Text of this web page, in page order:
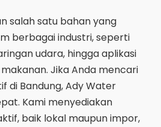
salah satu bahan yang
berbagai industri, seperti
udara, hingga aplikasi
Jika Anda mencari
di Bandung, Ady Water
Kami menyediakan
baik lokal maupun impor,